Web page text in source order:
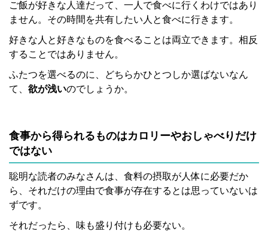
ご飯が好きな人達だって、一人で食べに行くわけではあり
ません。その時間を共有したい人と食べに行きます。
好きな人と好きなものを食べることは両立できます。相反
することではありません。
ふたつを選べるのに、どちらかひとつしか選ばないなん
て、 欲が浅いのでしょうか。
食事から得られるものはカロリーやおしゃべりだけ
ではない
聡明な読者のみなさんは、食料の摂取が人体に必要だか
ら、それだけの理由で食事が存在するとは思っていないは
ずです。
それだったら、味も盛り付けも必要ない。